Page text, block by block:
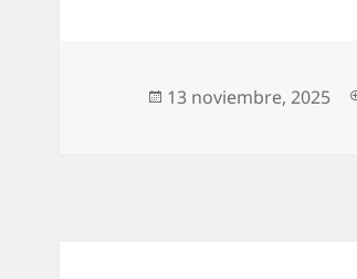
Publicado
13 noviembre, 2025